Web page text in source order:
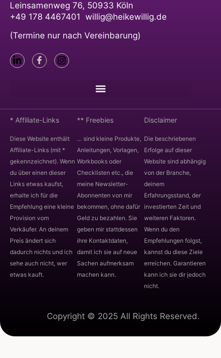
Leinsamenweg 76, 50933 Köln
+49 178 4467401 willig@heikewillig.de
(Termine nur nach Vereinbarung)
* Affiliate-Links
Diese Website enthält
Affiliate-Links (mit *
gekennzeichnet). Wenn
du über einen dieser
Links etwas kaufst,
erhalte ich für die
Empfehlung eine kleine
Provision vom
Verkäufer. An deinem
Preis ändert sich
dadurch nichts und ich
sehe auch nicht, wer
etwas kauft.
** Freebies
… sind kleine Produkte,
Anleitungen, Vorlagen,
Workbooks oder
Checklisten etc., die
meine Newsletter-
Abonnenten von mir
bekommen, ohne dafür
Geld zu bezahlen. Sie
geben mir stattdessen
ihre Kontaktdaten,
damit ich sie auf neue
Sachen aufmerksam
machen kann.
Disclaimer
Die beschriebenen
Erfolge auf dieser
Website sind abhängig
von der Branche,
deinem
Erfahrungsstand, der
investierten Zeit und
weiteren Faktoren.
Wenn du den
Empfehlungen folgst,
kannst du diese Ziele
erreichen. Garantieren
kann ich sie dir jedoch
nicht.
Copyright © 2025 All Rights Reserved.